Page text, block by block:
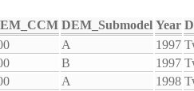
DEM_Submodel Year
A 1997
B 1997
A 1998